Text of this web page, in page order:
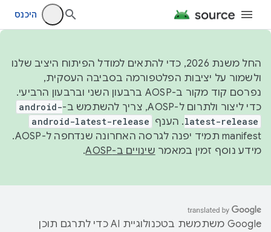
היכנס
החל משנת 2026, כדי להתאים למודל הפיתוח היציב שלנו
ולשמור על יציבות הפלטפורמה בסביבה העסקית,
נפרסם קוד מקור ב-AOSP ברבעון השני וברבעון הרביעי.
כדי ליצור ולתרום ל-AOSP, צריך להשתמש ב-
android-
latest-release. הענף android-latest-release
manifest תמיד יפנה לגרסה האחרונה שנדחפה ל-AOSP.
מידע נוסף זמין במאמר שינויים ב-AOSP .
‫Google משתמשת בטכנולוגיית AI כדי לתרגם תוכן